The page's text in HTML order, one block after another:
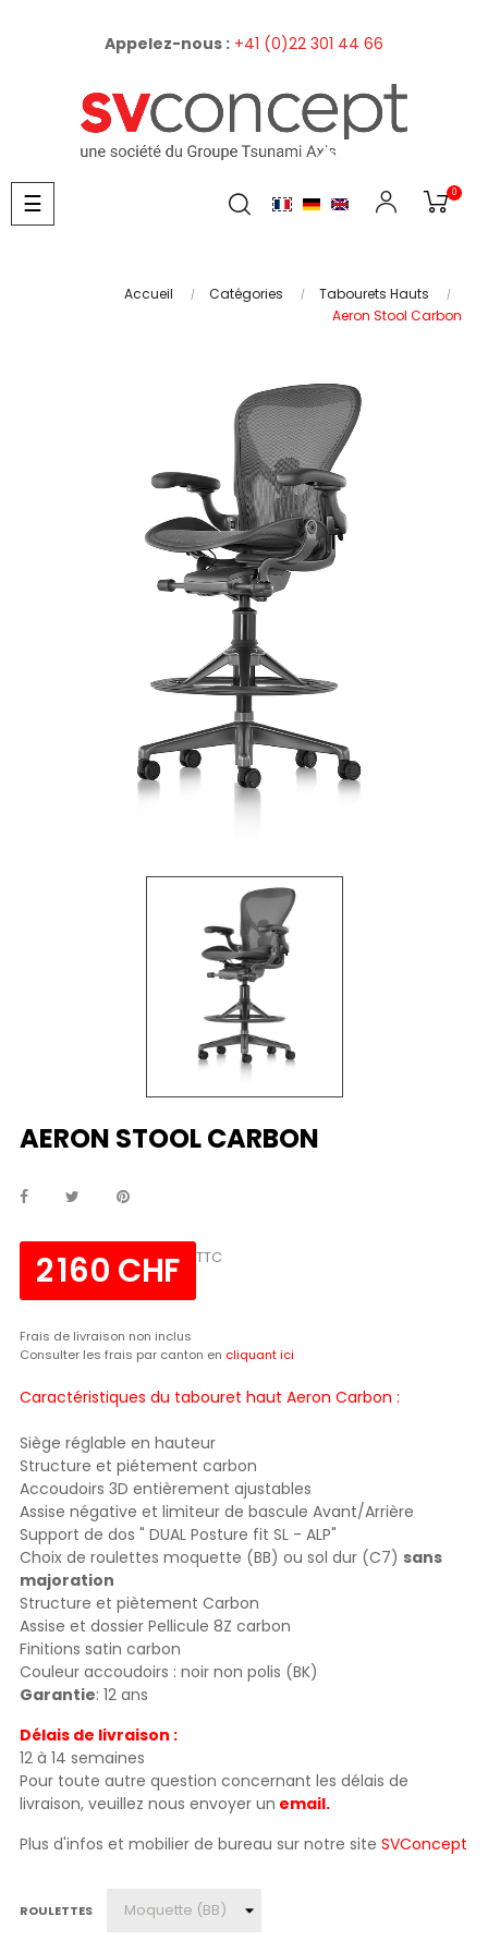
Appelez-nous : +41 (0)22 301 44 66
0
Basculer
la
☰
Accueil Catégories
Tabourets Hauts
Aeron Stool Carbon
AERON STOOL CARBON
2 160 CHF TTC
Frais de livraison non inclus
Consulter les frais par canton en cliquant ici
Caractéristiques du tabouret haut Aeron Carbon :
Siège réglable en hauteur
Structure et piétement carbon
Accoudoirs 3D entièrement ajustables
Assise négative et limiteur de bascule Avant/Arrière
Support de dos " DUAL Posture fit SL - ALP"
Choix de roulettes moquette (BB) ou sol dur (C7) sans
majoration
Structure et piètement Carbon
Assise et dossier Pellicule 8Z carbon
Finitions satin carbon
Couleur accoudoirs : noir non polis (BK)
Garantie: 12 ans
Délais de livraison :
12 à 14 semaines
Pour toute autre question concernant les délais de
livraison, veuillez nous envoyer un email.
Plus d'infos et mobilier de bureau sur notre site SVConcept
ROULETTES